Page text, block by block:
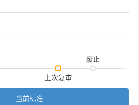
上次复审
废止
当前标准